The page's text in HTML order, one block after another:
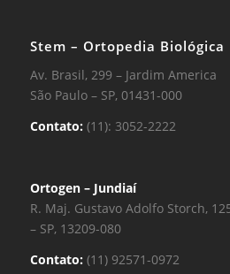
Stem – Ortopedia Biológica
Av. Brasil, 299 – Jardim America
São Paulo – SP, 01431-000
Contato: (11): 3052-2222
Ortogen – Jundiaí
R. Maj. Gustavo Adolfo Storch,
– SP, 13209-080
Contato: (11) 92571-0972